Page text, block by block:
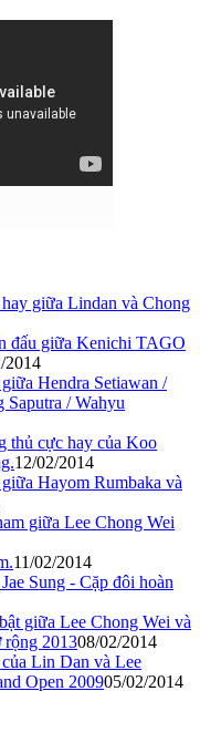
giữa Lindan và Chong
đấu giữa Kenichi TAGO
2014
Hendra Setiawan /
/ Wahyu
thủ cực hay của Koo
12/02/2014
Hayom Rumbaka và
giữa Lee Chong Wei
11/02/2014
Sung - Cặp đôi hoàn
giữa Lee Chong Wei và
201308/02/2014
Lin Dan và Lee
Open 200905/02/2014